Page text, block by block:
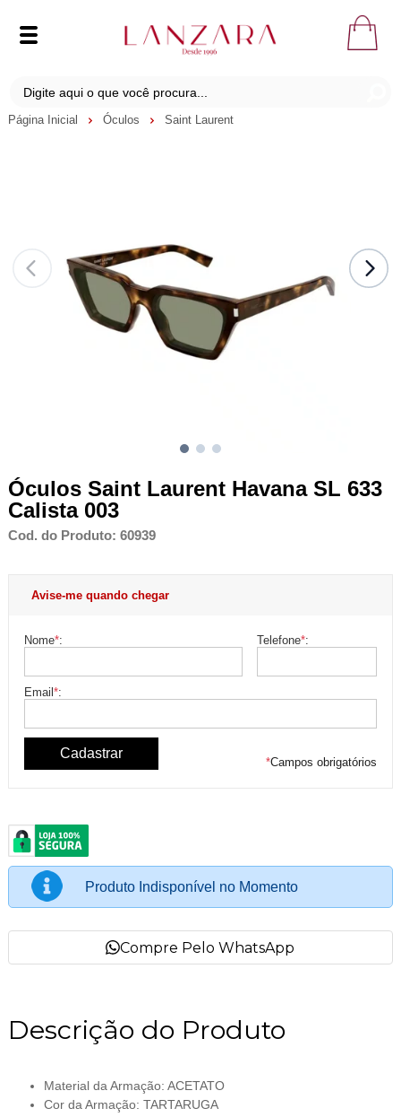
Página Inicial Óculos Saint Laurent
Óculos Saint Laurent Havana SL 633
Calista 003
Cod. do Produto: 60939
Avise-me quando chegar
Nome*: Telefone*:
Email*:
*Campos obrigatórios
Produto Indisponível no Momento
Compre Pelo WhatsApp
Descrição do Produto
Material da Armação: ACETATO
Cor da Armação: TARTARUGA